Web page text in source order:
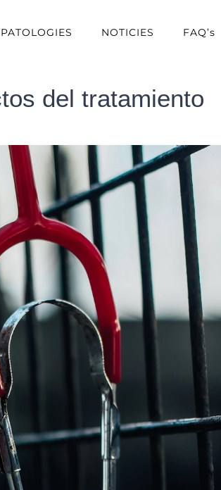
PATOLOGIES NOTICIES FAQ’s
del tratamiento